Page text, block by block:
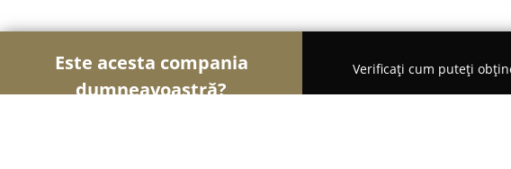
Este acesta compania
dumneavoastră?
Verificați cum puteți